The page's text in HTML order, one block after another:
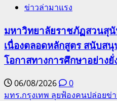
ข่าวล่ามาแรง
มหาวิทยาลัยราชภัฏสวนสุ
เนื่องตลอดหลักสูตร สนับส
โอกาสทางการศึกษาอย่างยั่
06/08/2026
0
มทร.กรุงเทพ ลุยฟ้องคนปล่อยข่